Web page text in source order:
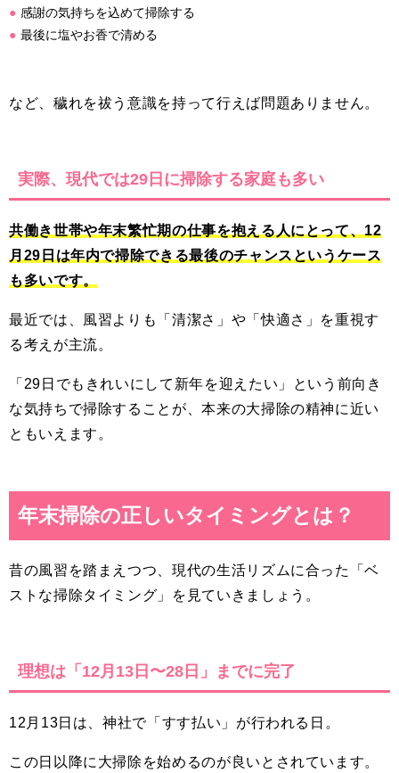
感謝の気持ちを込めて掃除する
最後に塩やお香で清める
など、穢れを祓う意識を持って行えば問題ありません。
実際、現代では29日に掃除する家庭も多い
共働き世帯や年末繁忙期の仕事を抱える人にとって、12
月29日は年内で掃除できる最後のチャンスというケース
も多いです。
最近では、風習よりも「清潔さ」や「快適さ」を重視す
る考えが主流。
「29日でもきれいにして新年を迎えたい」という前向き
な気持ちで掃除することが、本来の大掃除の精神に近い
ともいえます。
年末掃除の正しいタイミングとは？
昔の風習を踏まえつつ、現代の生活リズムに合った「ベ
ストな掃除タイミング」を見ていきましょう。
理想は「12月13日〜28日」までに完了
12月13日は、神社で「すす払い」が行われる日。
この日以降に大掃除を始めるのが良いとされています。